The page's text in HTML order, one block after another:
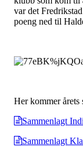
var det
poeng ned til
Her kommer årets
Sammenlagt
Sammenlagt